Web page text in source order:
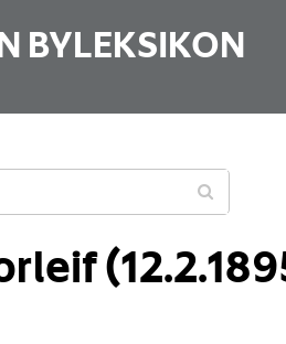
BYLEKSIKON